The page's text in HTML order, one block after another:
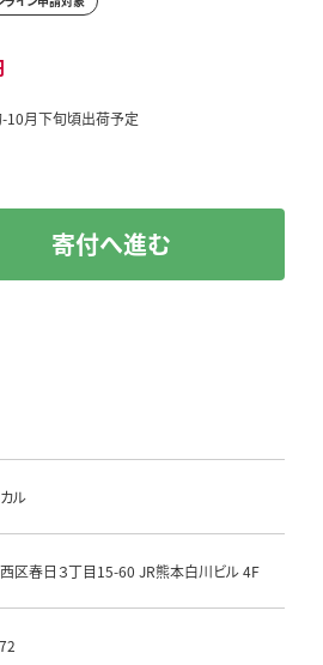
10月下旬頃出荷予定
寄付へ進む
ル
区春日３丁目15-60 JR熊本白川ビル 4F